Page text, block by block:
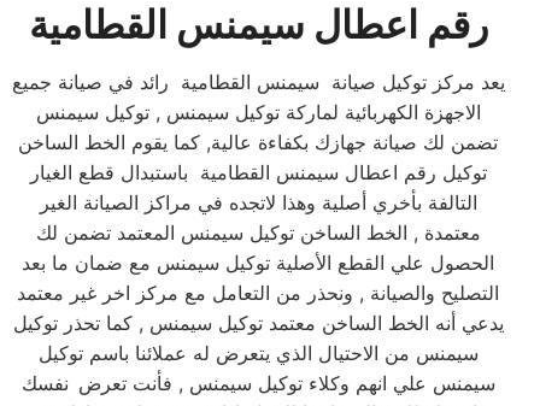
رقم اعطال سيمنس القطامية
يعد مركز توكيل صيانة سيمنس القطامية رائد في صيانة جميع
الاجهزة الكهربائية لماركة توكيل سيمنس , توكيل سيمنس
تضمن لك صيانة جهازك بكفاءة عالية, كما يقوم الخط الساخن
توكيل رقم اعطال سيمنس القطامية باستبدال قطع الغيار
التالفة بأخري أصلية وهذا لاتجده في مراكز الصيانة الغير
معتمدة , الخط الساخن توكيل سيمنس المعتمد تضمن لك
الحصول علي القطع الأصلية توكيل سيمنس مع ضمان ما بعد
التصليح والصيانة , ونحذر من التعامل مع مركز اخر غير معتمد
يدعي أنه الخط الساخن معتمد توكيل سيمنس , كما تحذر توكيل
سيمنس من الاحتيال الذي يتعرض له عملائنا باسم توكيل
سيمنس علي انهم وكلاء توكيل سيمنس , فأنت تعرض نفسك